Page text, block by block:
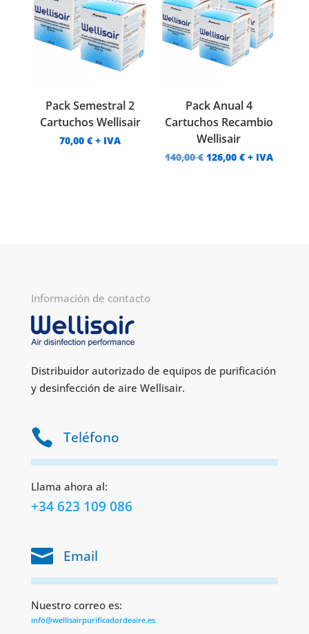
Pack Semestral 2
Cartuchos Wellisair
70,00€ + IVA
Pack Anual 4
Cartuchos Recambio
Wellisair
140,00€ El
precio
126,00 €El+ IVA
Información de contacto
Distribuidor autorizado de equipos de purificación
y desinfección de aire Wellisair.
 Teléfono
Llama ahora al:
+34 623 109 086
 Email
Nuestro correo es:
info@wellisairpurificadordeaire.es